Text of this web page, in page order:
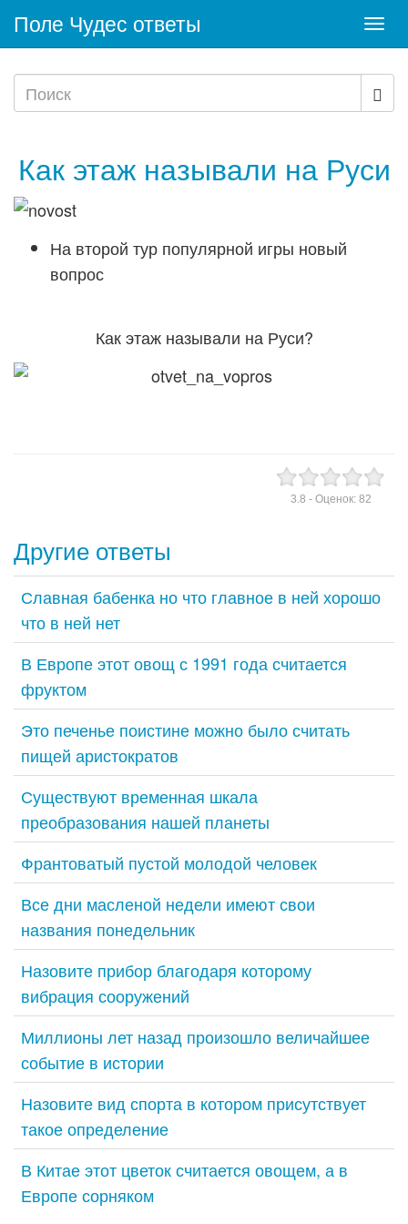
Поле Чудес ответы
Как этаж называли на Руси
На второй тур популярной игры новый
вопрос
Как этаж называли на Руси?
3.8 - Оценок: 82
Другие ответы
Славная бабенка но что главное в ней хорошо
что в ней нет
В Европе этот овощ с 1991 года считается
фруктом
Это печенье поистине можно было считать
пищей аристократов
Существуют временная шкала
преобразования нашей планеты
Франтоватый пустой молодой человек
Все дни масленой недели имеют свои
названия понедельник
Назовите прибор благодаря которому
вибрация сооружений
Миллионы лет назад произошло величайшее
событие в истории
Назовите вид спорта в котором присутствует
такое определение
В Китае этот цветок считается овощем, а в
Европе сорняком